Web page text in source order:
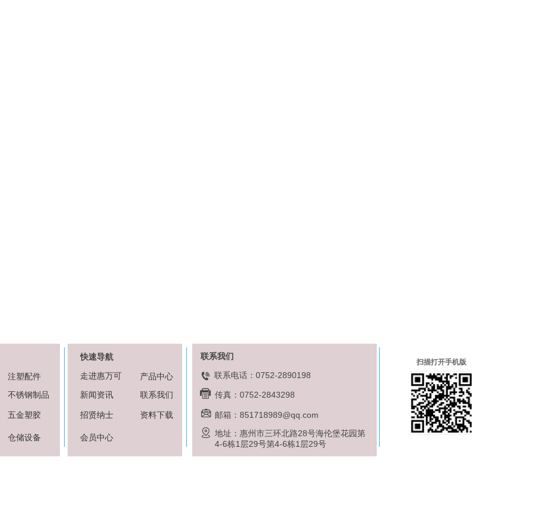
注塑配件
不锈钢制品
五金塑胶
仓储设备
快速导航
走进惠万可
产品中心
新闻资讯
联系我们
招贤纳士 资料下载
会员中心
联系我们
联系电话：0752-2890198
传真：0752-2843298
邮箱 ：851718989@qq.com
地址：惠州市三环北路28号海伦堡花园第
4-6栋1层29号第4-6栋1层29号
扫描打开手机版